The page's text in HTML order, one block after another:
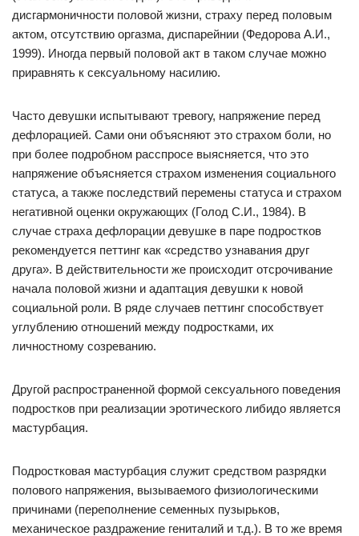
дисгармоничности половой жизни, страху перед половым
актом, отсутствию оргазма, диспарейнии (Федорова А.И.,
1999). Иногда первый половой акт в таком случае можно
приравнять к сексуальному насилию.
Часто девушки испытывают тревогу, напряжение перед
дефлорацией. Сами они объясняют это страхом боли, но
при более подробном расспросе выясняется, что это
напряжение объясняется страхом изменения социального
статуса, а также последствий перемены статуса и страхом
негативной оценки окружающих (Голод С.И., 1984). В
случае страха дефлорации девушке в паре подростков
рекомендуется петтинг как «средство узнавания друг
друга». В действительности же происходит отсрочивание
начала половой жизни и адаптация девушки к новой
социальной роли. В ряде случаев петтинг способствует
углублению отношений между подростками, их
личностному созреванию.
Другой распространенной формой сексуального поведения
подростков при реализации эротического либидо является
мастурбация.
Подростковая мастурбация служит средством разрядки
полового напряжения, вызываемого физиологическими
причинами (переполнение семенных пузырьков,
механическое раздражение гениталий и т.д.). В то же время